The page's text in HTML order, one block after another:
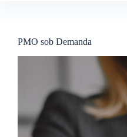
PMO sob Demanda